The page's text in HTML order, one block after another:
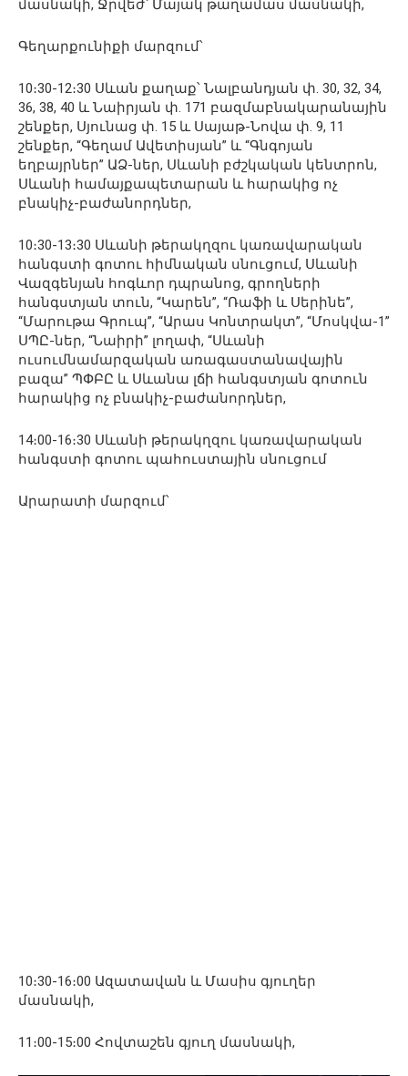
մասնակի, Ջրվեժ՝ Մայակ թաղամաս մասնակի,
Գեղարքունիքի մարզում՝
10։30-12։30 Սևան քաղաք՝ Նալբանդյան փ. 30, 32, 34,
36, 38, 40 և Նաիրյան փ. 171 բազմաբնակարանային
շենքեր, Սյունաց փ. 15 և Սայաթ-Նովա փ. 9, 11
շենքեր, “Գեղամ Ավետիսյան” և “Գնգոյան
եղբայրներ” ԱՁ-ներ, Սևանի բժշկական կենտրոն,
Սևանի համայքապետարան և հարակից ոչ
բնակիչ-բաժանորդներ,
10։30-13։30 Սևանի թերակղզու կառավարական
հանգստի գոտու հիմնական սնուցում, Սևանի
Վազգենյան հոգևոր դպրանոց, գրողների
հանգստյան տուն, “Կարեն”, “Ռաֆի և Սերինե”,
“Մարութա Գրուպ”, “Արաս Կոնտրակտ”, “Մոսկվա-1”
ՍՊԸ-ներ, “Նաիրի” լողափ, “Սևանի
ուսումնամարզական առագաստանավային
բազա” ՊՓԲԸ և Սևանա լճի հանգստյան գոտուն
հարակից ոչ բնակիչ-բաժանորդներ,
14։00-16։30 Սևանի թերակղզու կառավարական
հանգստի գոտու պահուստային սնուցում
Արարատի մարզում՝
10։30-16։00 Ազատավան և Մասիս գյուղեր
մասնակի,
11։00-15։00 Հովտաշեն գյուղ մասնակի,